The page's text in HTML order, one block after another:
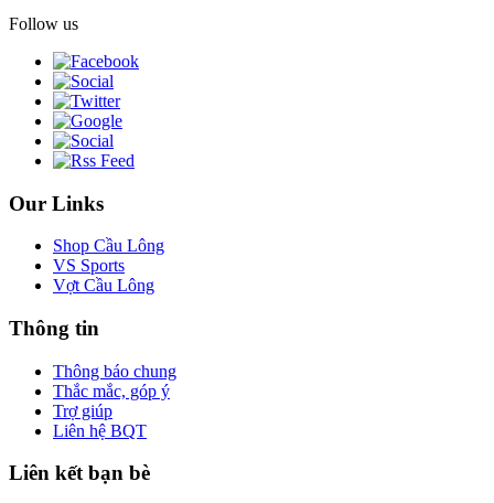
Follow us
Our Links
Shop Cầu Lông
VS Sports
Vợt Cầu Lông
Thông tin
Thông báo chung
Thắc mắc, góp ý
Trợ giúp
Liên hệ BQT
Liên kết bạn bè